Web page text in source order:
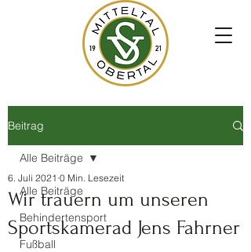
Beitrag
Alle Beiträge
Behindertensport
Fußball
Alle Beiträge
Wir trauern um unseren
Sportskamerad Jens Fahrner
6. Juli 2021 0 Min. Lesezeit